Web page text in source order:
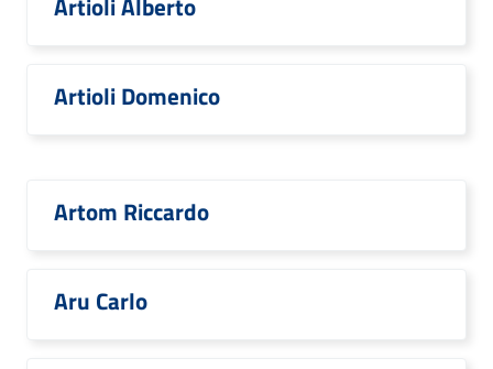
Artioli Domenico
Artom Riccardo
Aru Carlo